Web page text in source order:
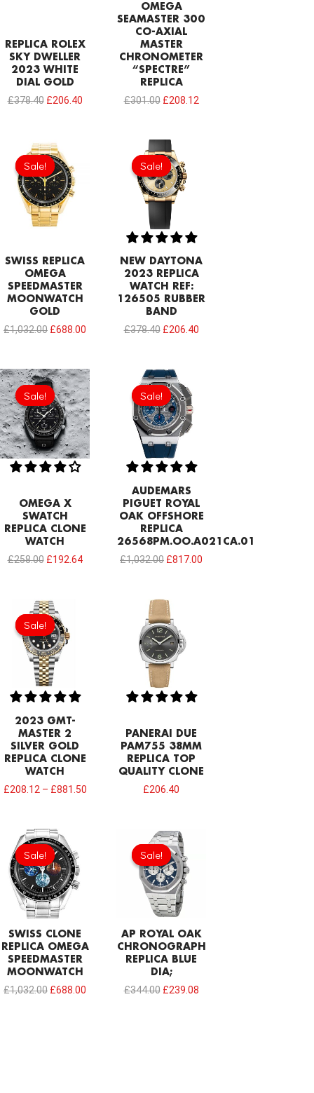
REPLICA ROLEX
SKY DWELLER
2023 WHITE
DIAL GOLD
£378.40 £206.40
OMEGA
SEAMASTER 300
CO-AXIAL
MASTER
CHRONOMETER
“SPECTRE”
REPLICA
£301.00 £208.12
Sale!
Sale!
SWISS REPLICA
OMEGA
SPEEDMASTER
MOONWATCH
GOLD
£1,032.00
Original
price
was:
£1,032.00.
£688.00
Sale!
Sale!
NEW DAYTONA
2023 REPLICA
WATCH REF:
126505 RUBBER
BAND
£378.40
Original
price
was:
£378.40.
£206.40
Sale!
Sale!
OMEGA X
SWATCH
REPLICA CLONE
WATCH
£258.00
Original
price
was:
£258.00.
£192.64
Current
price
is:
£192.64.
Sale!
Sale!
AUDEMARS
PIGUET ROYAL
OAK OFFSHORE
REPLICA
26568PM.OO.A021CA.01
£1,032.00
Original
price
was:
£1,032.00.
£817.00
Sale!
Sale!
2023 GMT-
MASTER 2
SILVER GOLD
REPLICA CLONE
WATCH
£208.12 – £881.50
PANERAI DUE
PAM755 38MM
REPLICA TOP
QUALITY CLONE
£206.40
Sale!
Sale!
SWISS CLONE
REPLICA OMEGA
SPEEDMASTER
MOONWATCH
£1,032.00
Original
price
was:
£1,032.00.
£688.00
Sale!
Sale!
AP ROYAL OAK
CHRONOGRAPH
REPLICA BLUE
DIA;
£344.00
Original
price
was:
£344.00.
£239.08